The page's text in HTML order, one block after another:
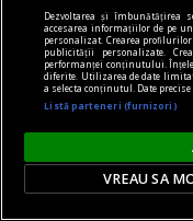
Dezvoltarea și îmbunătățirea
accesarea informațiilor de pe
personalizat. Crearea
publicității personalizate.
performanței conținutului.
diferite. Utilizarea de date
a selecta conținutul. Date
Listă parteneri (furnizori)
VREAU SA